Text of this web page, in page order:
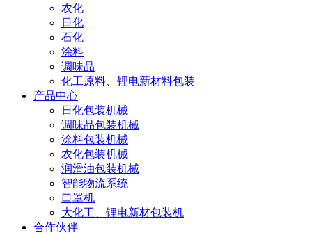
农化
日化
石化
涂料
调味品
化工原料、锂电新材料包装
产品中心
日化包装机械
调味品包装机械
涂料包装机械
农化包装机械
润滑油包装机械
智能物流系统
口罩机
大化工、锂电新材包装机
合作伙伴